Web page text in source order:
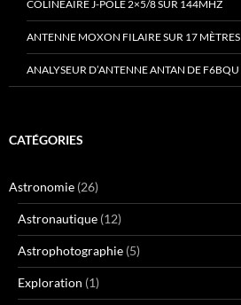
COLINÉAIRE J-POLE 2×5/8 SUR 144MHZ
ANTENNE MOXON FILAIRE SUR 17 MÈTRES
ANALYSEUR D’ANTENNE ANTAN DE F6BQU
CATÉGORIES
Astronomie (26)
Astronautique (12)
Astrophotographie (5)
Exploration (1)